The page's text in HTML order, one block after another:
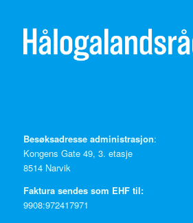
Besøksadresse administrasjon:
Kongens Gate 49, 3. etasje
8514 Narvik
Faktura sendes som EHF til:
9908:972417971